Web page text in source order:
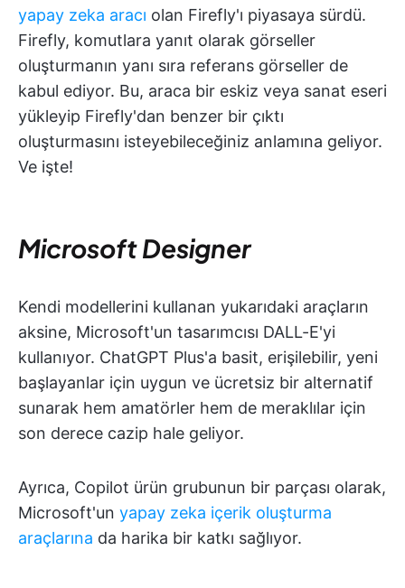
yapay zeka aracı olan Firefly'ı piyasaya sürdü.
Firefly, komutlara yanıt olarak görseller
oluşturmanın yanı sıra referans görseller de
kabul ediyor. Bu, araca bir eskiz veya sanat eseri
yükleyip Firefly'dan benzer bir çıktı
oluşturmasını isteyebileceğiniz anlamına geliyor.
Ve işte!
Microsoft Designer
Kendi modellerini kullanan yukarıdaki araçların
aksine, Microsoft'un tasarımcısı DALL-E'yi
kullanıyor. ChatGPT Plus'a basit, erişilebilir, yeni
başlayanlar için uygun ve ücretsiz bir alternatif
sunarak hem amatörler hem de meraklılar için
son derece cazip hale geliyor.
Ayrıca, Copilot ürün grubunun bir parçası olarak,
Microsoft'un yapay zeka içerik oluşturma
araçlarına da harika bir katkı sağlıyor.